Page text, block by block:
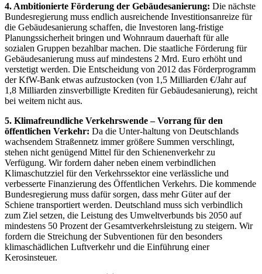
4. Ambitionierte Förderung der Gebäudesanierung: Die nächste
Bundesregierung muss endlich ausreichende Investitionsanreize für
die Gebäudesanierung schaffen, die Investoren lang-fristige
Planungssicherheit bringen und Wohnraum dauerhaft für alle
sozialen Gruppen bezahlbar machen. Die staatliche Förderung für
Gebäudesanierung muss auf mindestens 2 Mrd. Euro erhöht und
verstetigt werden. Die Entscheidung von 2012 das Förderprogramm
der KfW-Bank etwas aufzustocken (von 1,5 Milliarden €/Jahr auf
1,8 Milliarden zinsverbilligte Krediten für Gebäudesanierung), reicht
bei weitem nicht aus.
5. Klimafreundliche Verkehrswende – Vorrang für den
öffentlichen Verkehr: Da die Unter-haltung von Deutschlands
wachsendem Straßennetz immer größere Summen verschlingt,
stehen nicht genügend Mittel für den Schienenverkehr zu
Verfügung. Wir fordern daher neben einem verbindlichen
Klimaschutzziel für den Verkehrssektor eine verlässliche und
verbesserte Finanzierung des Öffentlichen Verkehrs. Die kommende
Bundesregierung muss dafür sorgen, dass mehr Güter auf der
Schiene transportiert werden. Deutschland muss sich verbindlich
zum Ziel setzen, die Leistung des Umweltverbunds bis 2050 auf
mindestens 50 Prozent der Gesamtverkehrsleistung zu steigern. Wir
fordern die Streichung der Subventionen für den besonders
klimaschädlichen Luftverkehr und die Einführung einer
Kerosinsteuer.